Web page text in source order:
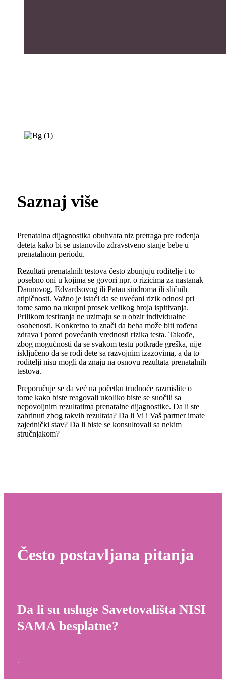
Saznaj više
Prenatalna dijagnostika obuhvata niz pretraga pre rođenja
deteta kako bi se ustanovilo zdravstveno stanje bebe u
prenatalnom periodu.
Rezultati prenatalnih testova često zbunjuju roditelje i to
posebno oni u kojima se govori npr. o rizicima za nastanak
Daunovog, Edvardsovog ili Patau sindroma ili sličnih
atipičnosti. Važno je istaći da se uvećani rizik odnosi pri
tome samo na ukupni prosek velikog broja ispitivanja.
Prilikom testiranja ne uzimaju se u obzir individualne
osobenosti. Konkretno to znači da beba može biti rođena
zdrava i pored povećanih vrednosti rizika testa. Takođe,
zbog mogućnosti da se svakom testu potkrade greška, nije
isključeno da se rodi dete sa razvojnim izazovima, a da to
roditelji nisu mogli da znaju na osnovu rezultata prenatalnih
testova.
Preporučuje se da već na početku trudnoće razmislite o
tome kako biste reagovali ukoliko biste se suočili sa
nepovoljnim rezultatima prenatalne dijagnostike. Da li ste
zabrinuti zbog takvih rezultata? Da li Vi i Vaš partner imate
zajednički stav? Da li biste se konsultovali sa nekim
stručnjakom?
Često postavljana pitanja
Da li su usluge Savetovališta NISI
SAMA besplatne?